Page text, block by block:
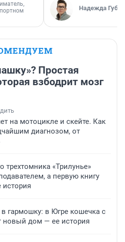
Надежда
Простая
взбодрит мозг
на мотоцикле и скейте. Как
диагнозом, от
трехтомника «Трилунье»
а первую книгу
история
гармошку: в Югре кошечка с
новый дом — ее история